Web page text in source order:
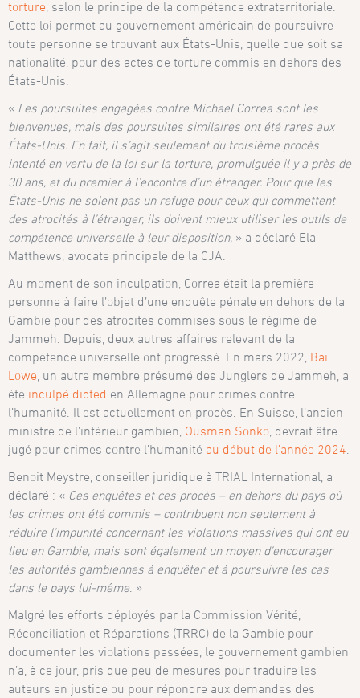
torture , selon le principe de la compétence extraterritoriale.
Cette loi permet au gouvernement américain de poursuivre
toute personne se trouvant aux États-Unis, quelle que soit sa
nationalité, pour des actes de torture commis en dehors des
États-Unis.
« Les poursuites engagées contre Michael Correa sont les
bienvenues, mais des poursuites similaires ont été rares aux
États-Unis. En fait, il s’agit seulement du troisième procès
intenté en vertu de la loi sur la torture, promulguée il y a près de
30 ans, et du premier à l’encontre d’un étranger. Pour que les
États-Unis ne soient pas un refuge pour ceux qui commettent
des atrocités à l’étranger, ils doivent mieux utiliser les outils de
compétence universelle à leur disposition, » a déclaré Ela
Matthews, avocate principale de la CJA.
Au moment de son inculpation, Correa était la première
personne à faire l’objet d’une enquête pénale en dehors de la
Gambie pour des atrocités commises sous le régime de
Jammeh. Depuis, deux autres affaires relevant de la
compétence universelle ont progressé. En mars 2022, Bai
Lowe , un autre membre présumé des Junglers de Jammeh, a
été inculpé dicted en Allemagne pour crimes contre
l’humanité. Il est actuellement en procès. En Suisse, l’ancien
ministre de l’intérieur gambien, Ousman Sonko , devrait être
jugé pour crimes contre l’humanité au début de l’année 2024
Benoit Meystre, conseiller juridique à TRIAL International, a
déclaré : « Ces enquêtes et ces procès – en dehors du pays où
les crimes ont été commis – contribuent non seulement à
réduire l’impunité concernant les violations massives qui ont eu
lieu en Gambie, mais sont également un moyen d’encourager
les autorités gambiennes à enquêter et à poursuivre les cas
dans le pays lui-même . »
Malgré les efforts déployés par la Commission Vérité,
Réconciliation et Réparations (TRRC) de la Gambie pour
documenter les violations passées, le gouvernement gambien
n’a, à ce jour, pris que peu de mesures pour traduire les
auteurs en justice ou pour répondre aux demandes des